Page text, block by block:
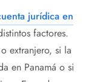
jurídica en
factores.
extranjero, si la
en Panamá o si